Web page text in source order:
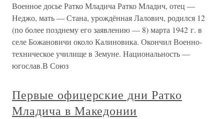
Военное досье Ратко Младича Ратко Младич, отец —
Неджо, мать — Стана, урождённая Лалович, родился 12
(по более позднему его заявлению — 8) марта 1942 г. в
селе Божановичи около Калиновика. Окончил Военно-
техническое училище в Земуне. Национальность —
югослав.В Союз
Первые офицерские дни Ратко
Младича в Македонии